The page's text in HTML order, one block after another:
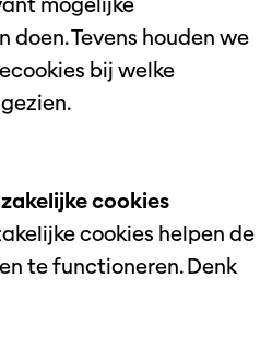
mogelijke
doen. Tevens houden we
bij welke
cookies
cookies helpen de
te functioneren. Denk